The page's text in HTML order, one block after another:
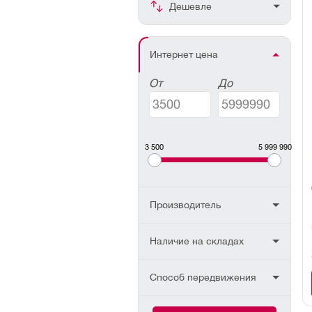
Дешевле
Интернет цена
От До
3 500 5 999 990
Производитель
Наличие на складах
Способ передвижения